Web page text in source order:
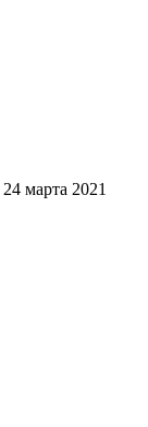
24 марта 2021